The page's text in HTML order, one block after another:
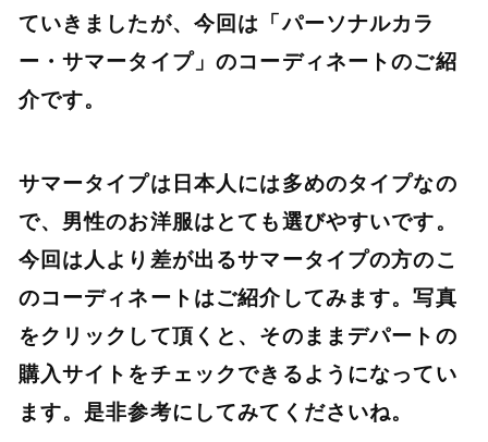
ていきましたが、今回は「パーソナルカラ
ー・サマータイプ」のコーディネートのご紹
介です。
サマータイプは日本人には多めのタイプなの
で、男性のお洋服はとても選びやすいです。
今回は人より差が出るサマータイプの方のこ
のコーディネートはご紹介してみます。写真
をクリックして頂くと、そのままデパートの
購入サイトをチェックできるようになってい
ます。是非参考にしてみてくださいね。